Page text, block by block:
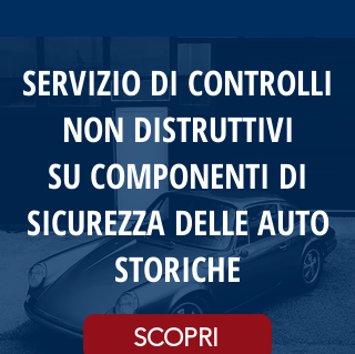
SERVIZIO DI CONTROLLI
NON DISTRUTTIVI
SU COMPONENTI DI
SICUREZZA DELLE AUTO
STORICHE
SCOPRI